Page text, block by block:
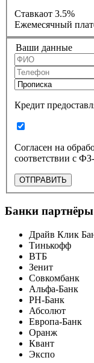
Ставкаот 3.5%
Ежемесячный
Ваши данные
Кредит
Согласен на
ОТПРАВИТЬ
Банки
Драйв Клик
Тинькофф
ВТБ
Зенит
Совкомбанк
Альфа-Банк
РН-Банк
Абсолют
Европа-Банк
Оранж
Квант
Экспо